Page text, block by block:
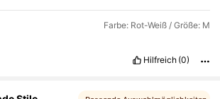
Farbe: Rot-Weiß / Größe: M
Hilfreich (0)